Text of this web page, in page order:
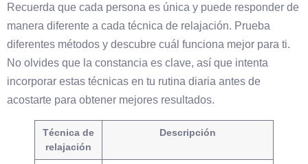
Recuerda que cada persona es única y puede responder de
manera diferente a cada técnica de relajación. Prueba
diferentes métodos y descubre cuál funciona mejor para ti.
No olvides que la constancia es clave, así que intenta
incorporar estas técnicas en tu rutina diaria antes de
acostarte para obtener mejores resultados.
Técnica de
relajación
Descripción